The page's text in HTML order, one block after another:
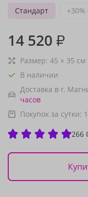
Стандарт
+30%
14 520 ₽
Размер: 45 × 35 см
В наличии
Доставка в г.
часов
Покупок за сутки: 1
266